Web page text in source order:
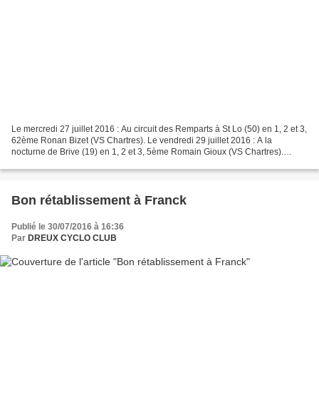
Le mercredi 27 juillet 2016 : Au circuit des Remparts à St Lo (50) en 1, 2 et 3,
62ème Ronan Bizet (VS Chartres). Le vendredi 29 juillet 2016 : A la
nocturne de Brive (19) en 1, 2 et 3, 5ème Romain Gioux (VS Chartres).
Bon rétablissement à Franck
Publié le 30/07/2016 à 16:36
Par DREUX CYCLO CLUB